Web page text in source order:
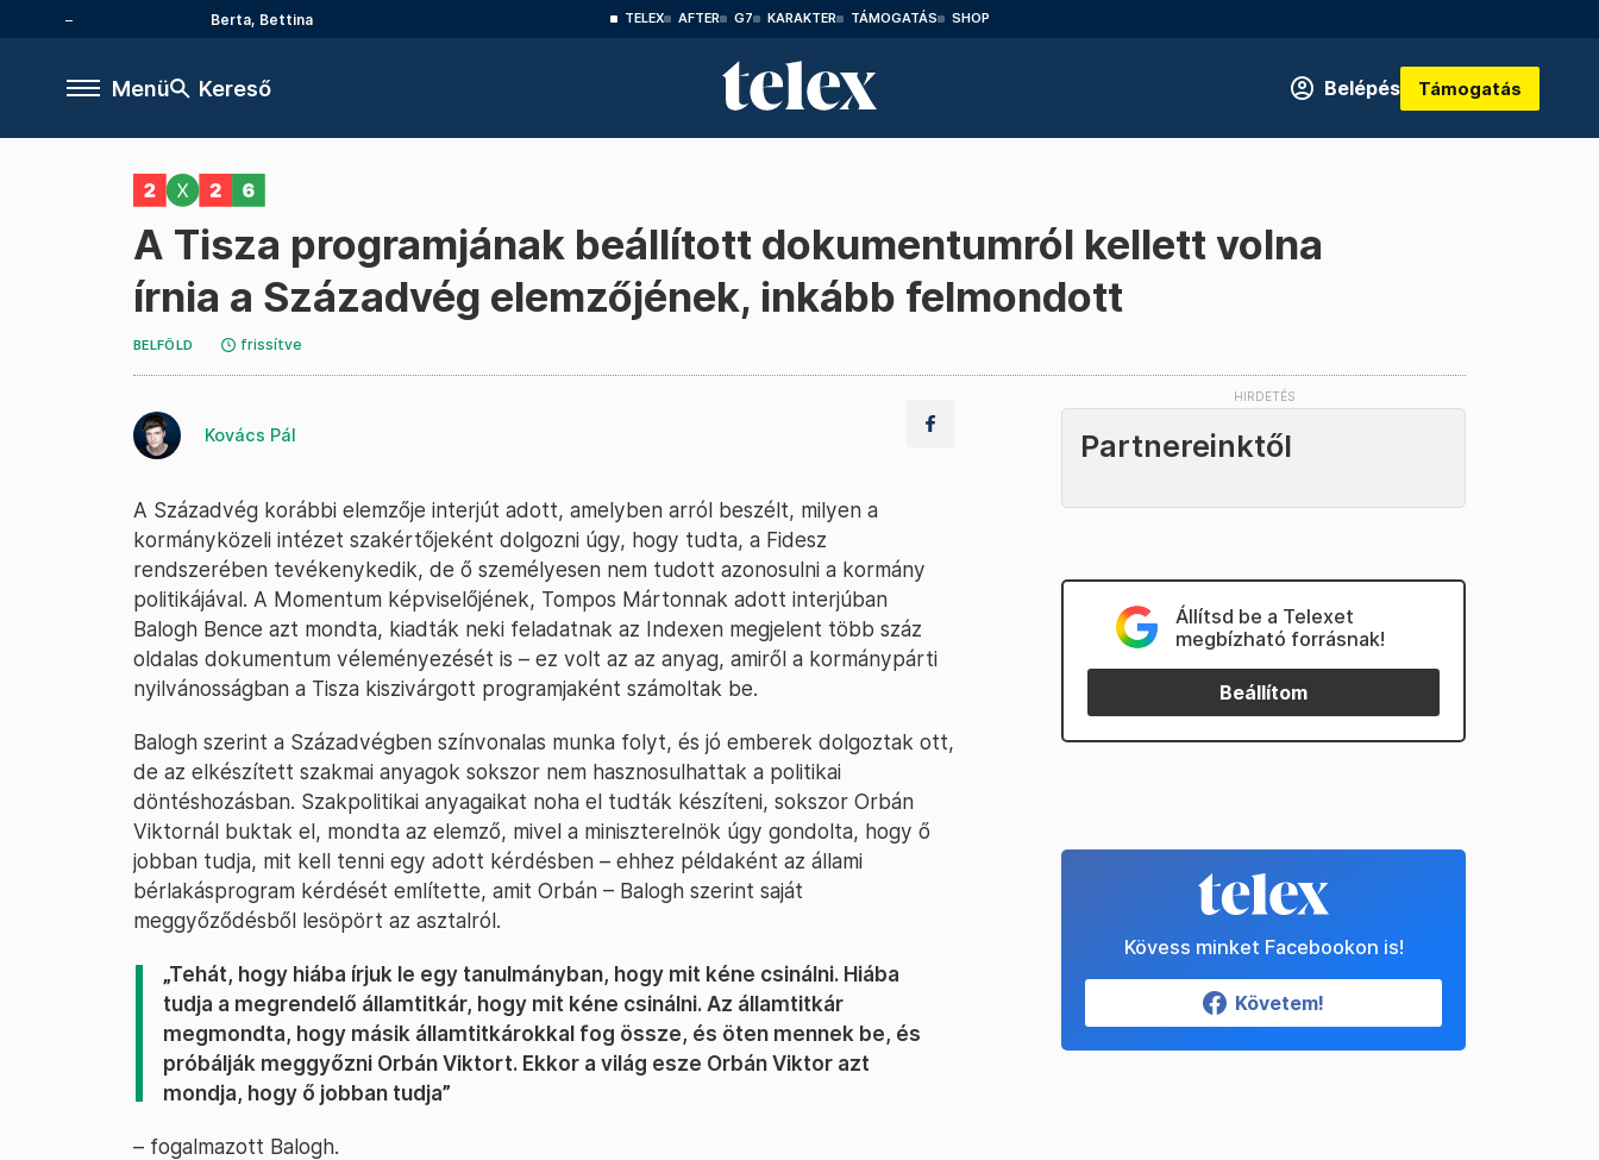
Berta, Bettina TELEX AFTER G7 KARAKTER TÁMOGATÁS SHOP
Menü Kereső Belépés Támogatás
A Tisza programjának beállított dokumentumról kellett volna
írnia a Századvég elemzőjének, inkább felmondott
BELFÖLD frissítve
Kovács Pál
A Századvég korábbi elemzője interjút adott, amelyben arról beszélt, milyen a
kormányközeli intézet szakértőjeként dolgozni úgy, hogy tudta, a Fidesz
rendszerében tevékenykedik, de ő személyesen nem tudott azonosulni a kormány
politikájával. A Momentum képviselőjének, Tompos Mártonnak adott interjúban
Balogh Bence azt mondta, kiadták neki feladatnak az Indexen megjelent több száz
oldalas dokumentum véleményezését is – ez volt az az anyag, amiről a kormánypárti
nyilvánosságban a Tisza kiszivárgott programjaként számoltak be.
Balogh szerint a Századvégben színvonalas munka folyt, és jó emberek dolgoztak ott,
de az elkészített szakmai anyagok sokszor nem hasznosulhattak a politikai
döntéshozásban. Szakpolitikai anyagaikat noha el tudták készíteni, sokszor Orbán
Viktornál buktak el, mondta az elemző, mivel a miniszterelnök úgy gondolta, hogy ő
jobban tudja, mit kell tenni egy adott kérdésben – ehhez példaként az állami
bérlakásprogram kérdését említette, amit Orbán – Balogh szerint saját
meggyőződésből lesöpört az asztalról.
„Tehát, hogy hiába írjuk le egy tanulmányban, hogy mit kéne csinálni. Hiába
tudja a megrendelő államtitkár, hogy mit kéne csinálni. Az államtitkár
megmondta, hogy másik államtitkárokkal fog össze, és öten mennek be, és
próbálják meggyőzni Orbán Viktort. Ekkor a világ esze Orbán Viktor azt
mondja, hogy ő jobban tudja”
– fogalmazott Balogh.
Partnereinktől
Állítsd be a Telexet
megbízható forrásnak!
Beállítom
Kövess minket Facebookon is!
Követem!